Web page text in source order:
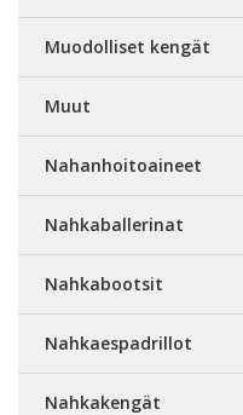
Muodolliset kengät
Muut
Nahanhoitoaineet
Nahkaballerinat
Nahkabootsit
Nahkaespadrillot
Nahkakengät